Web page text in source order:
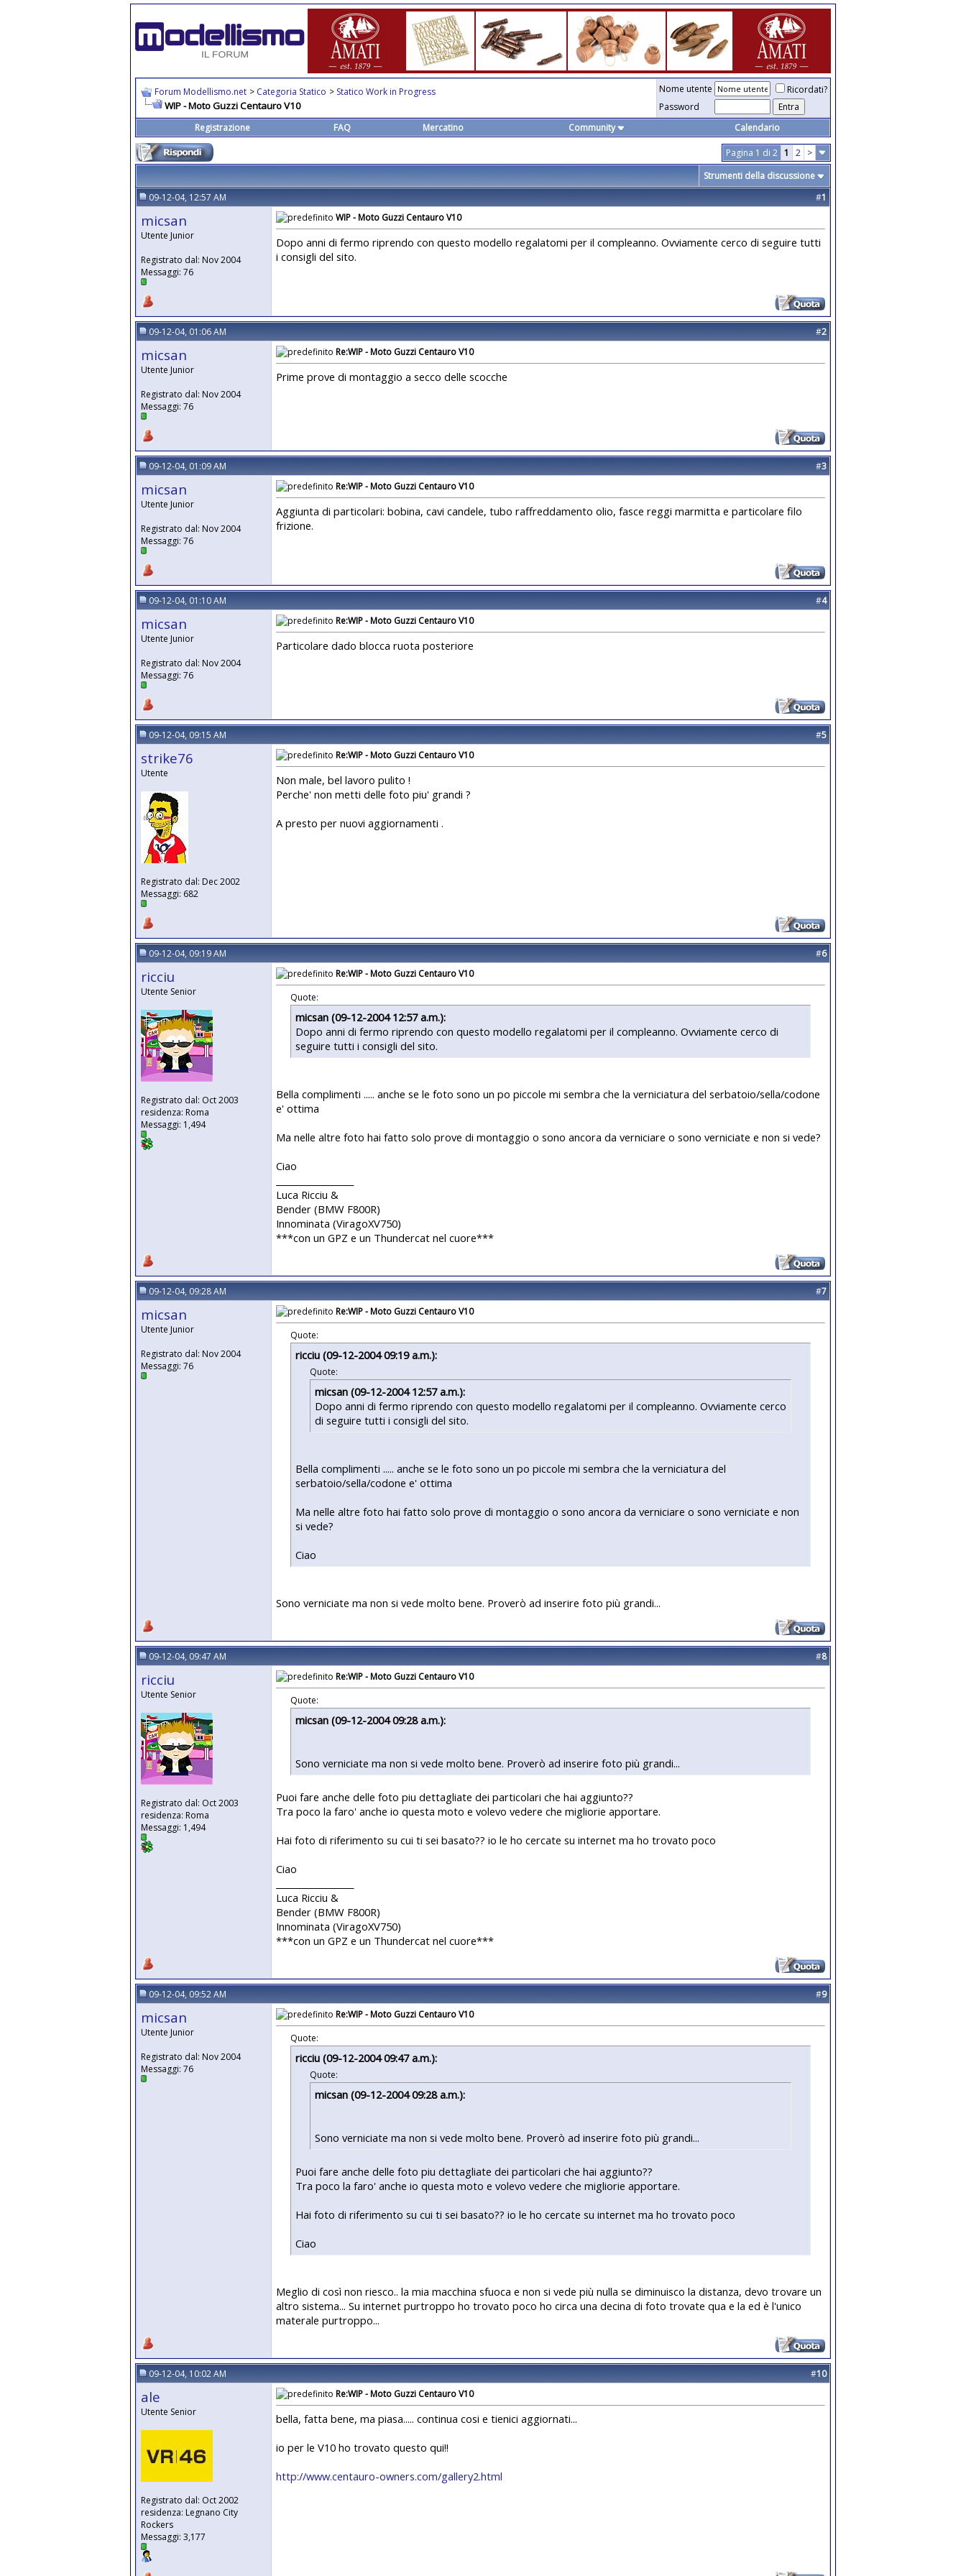
Forum Modellismo.net > Categoria Statico > Statico Work in Progress
WIP - Moto Guzzi Centauro V10
Nome utente
Ricordati?
Password
Registrazione
FAQ Mercatino Community Calendario
Pagina 1 di 2 1 2 >
Strumenti della discussione
09-12-04, 12:57 AM
#1
micsan
Utente Junior
Registrato dal: Nov 2004
Messaggi: 76
WIP - Moto Guzzi Centauro V10
Dopo anni di fermo riprendo con questo modello regalatomi per il compleanno. Ovviamente cerco di seguire tutti
i consigli del sito.
09-12-04, 01:06 AM #2
micsan
Utente Junior
Registrato dal: Nov 2004
Messaggi: 76
Re:WIP - Moto Guzzi Centauro V10
Prime prove di montaggio a secco delle scocche
09-12-04, 01:09 AM #3
micsan
Utente Junior
Registrato dal: Nov 2004
Messaggi: 76
Re:WIP - Moto Guzzi Centauro V10
Aggiunta di particolari: bobina, cavi candele, tubo raffreddamento olio, fasce reggi marmitta e particolare filo
frizione.
09-12-04, 01:10 AM #4
micsan
Utente Junior
Registrato dal: Nov 2004
Messaggi: 76
Re:WIP - Moto Guzzi Centauro V10
Particolare dado blocca ruota posteriore
09-12-04, 09:15 AM #5
strike76
Utente
Registrato dal: Dec 2002
Messaggi: 682
Re:WIP - Moto Guzzi Centauro V10
Non male, bel lavoro pulito !
Perche' non metti delle foto piu' grandi ?
A presto per nuovi aggiornamenti .
09-12-04, 09:19 AM #6
ricciu
Utente Senior
Registrato dal: Oct 2003
residenza: Roma
Messaggi: 1,494
Re:WIP - Moto Guzzi Centauro V10
Quote:
micsan (09-12-2004 12:57 a.m.):
Dopo anni di fermo riprendo con questo modello regalatomi per il compleanno. Ovviamente cerco di
seguire tutti i consigli del sito.
Bella complimenti ..... anche se le foto sono un po piccole mi sembra che la verniciatura del serbatoio/sella/codone
e' ottima
Ma nelle altre foto hai fatto solo prove di montaggio o sono ancora da verniciare o sono verniciate e non si vede?
Ciao
Luca Ricciu &
Bender (BMW F800R)
Innominata (ViragoXV750)
***con un GPZ e un Thundercat nel cuore***
09-12-04, 09:28 AM #7
micsan
Utente Junior
Registrato dal: Nov 2004
Messaggi: 76
Re:WIP - Moto Guzzi Centauro V10
Quote:
ricciu (09-12-2004 09:19 a.m.):
Quote:
micsan (09-12-2004 12:57 a.m.):
Dopo anni di fermo riprendo con questo modello regalatomi per il compleanno. Ovviamente cerco
di seguire tutti i consigli del sito.
Bella complimenti ..... anche se le foto sono un po piccole mi sembra che la verniciatura del
serbatoio/sella/codone e' ottima
Ma nelle altre foto hai fatto solo prove di montaggio o sono ancora da verniciare o sono verniciate e non
si vede?
Ciao
Sono verniciate ma non si vede molto bene. Proverò ad inserire foto più grandi...
09-12-04, 09:47 AM #8
ricciu
Utente Senior
Registrato dal: Oct 2003
residenza: Roma
Messaggi: 1,494
Re:WIP - Moto Guzzi Centauro V10
Quote:
micsan (09-12-2004 09:28 a.m.):
Sono verniciate ma non si vede molto bene. Proverò ad inserire foto più grandi...
Puoi fare anche delle foto piu dettagliate dei particolari che hai aggiunto??
Tra poco la faro' anche io questa moto e volevo vedere che migliorie apportare.
Hai foto di riferimento su cui ti sei basato?? io le ho cercate su internet ma ho trovato poco
Ciao
Luca Ricciu &
Bender (BMW F800R)
Innominata (ViragoXV750)
***con un GPZ e un Thundercat nel cuore***
09-12-04, 09:52 AM #9
micsan
Utente Junior
Registrato dal: Nov 2004
Messaggi: 76
Re:WIP - Moto Guzzi Centauro V10
Quote:
ricciu (09-12-2004 09:47 a.m.):
Quote:
micsan (09-12-2004 09:28 a.m.):
Sono verniciate ma non si vede molto bene. Proverò ad inserire foto più grandi...
Puoi fare anche delle foto piu dettagliate dei particolari che hai aggiunto??
Tra poco la faro' anche io questa moto e volevo vedere che migliorie apportare.
Hai foto di riferimento su cui ti sei basato?? io le ho cercate su internet ma ho trovato poco
Ciao
Meglio di così non riesco.. la mia macchina sfuoca e non si vede più nulla se diminuisco la distanza, devo trovare un
altro sistema... Su internet purtroppo ho trovato poco ho circa una decina di foto trovate qua e la ed è l'unico
materale purtroppo...
09-12-04, 10:02 AM #10
ale
Utente Senior
Registrato dal: Oct 2002
residenza: Legnano City
Rockers
Messaggi: 3,177
Re:WIP - Moto Guzzi Centauro V10
bella, fatta bene, ma piasa..... continua cosi e tienici aggiornati...
io per le V10 ho trovato questo qui!!
http://www.centauro-owners.com/gallery2.html